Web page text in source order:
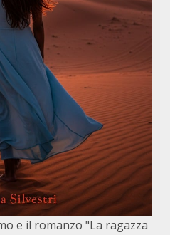
e il romanzo "La ragazza